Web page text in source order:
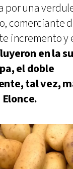
por una
comerciante
incremento y
en la
el doble
tal vez,